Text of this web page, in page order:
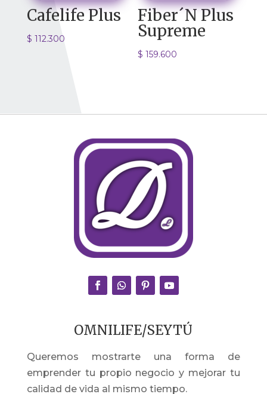
Cafelife Plus
$ 112.300
Fiber´N Plus
Supreme
$ 159.600
OMNILIFE/SEYTÚ
Queremos mostrarte una forma de
emprender tu propio negocio y mejorar tu
calidad de vida al mismo tiempo.